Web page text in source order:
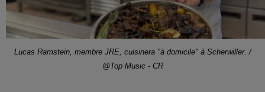
Lucas Ramstein, membre JRE, cuisinera "à domicile" à Scherwiller. /
@Top Music - CR